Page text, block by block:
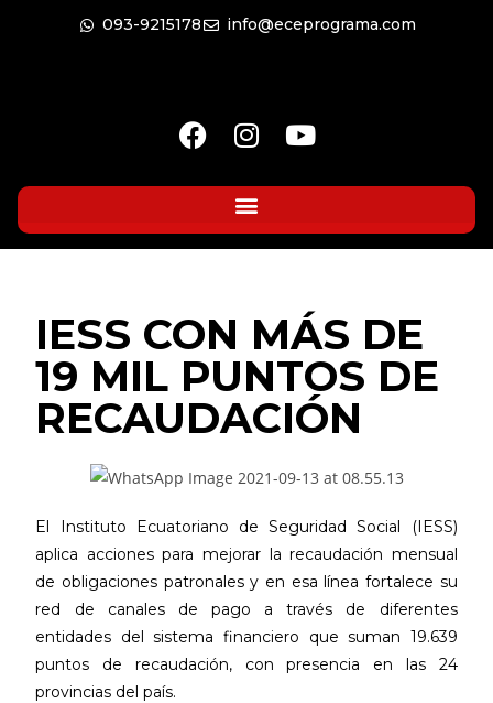
093-9215178 info@eceprograma.com
IESS CON MÁS DE
19 MIL PUNTOS DE
RECAUDACIÓN
El Instituto Ecuatoriano de Seguridad Social (IESS)
aplica acciones para mejorar la recaudación mensual
de obligaciones patronales y en esa línea fortalece su
red de canales de pago a través de diferentes
entidades del sistema financiero que suman 19.639
puntos de recaudación, con presencia en las 24
provincias del país.